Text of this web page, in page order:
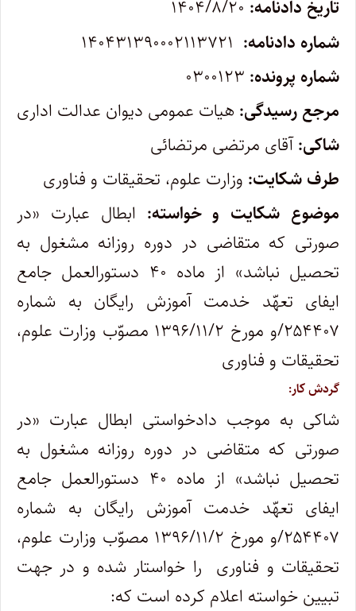
تاریخ دادنامه:
شماره دادنامه: ۱۴۰۴۳۱۳۹۰۰۰۲۱۱۳۷۲۱
شماره پرونده:
مرجع رسیدگی: هیات عمومی دیوان عدالت اداری
شاکی:آقای مرتضی مرتضائی
طرف شکایت: وزارت علوم، تحقیقات و فناوری
موضوع شکایت و خواسته: ابطال عبارت «در
صورتی که متقاضی در دوره روزانه مشغول به
تحصیل نباشد» از ماده ۴۰ دستورالعمل جامع
ایفای تعهّد خدمت آموزش رایگان به شماره
۲۵۴۴۰۷/و مورخ ۱۳۹۶/۱۱/۲ مصوّب وزارت علوم،
تحقیقات و فناوری
گردش کار:
شاکی به موجب دادخواستی ابطال عبارت «در
صورتی که متقاضی در دوره روزانه مشغول به
تحصیل نباشد» از ماده ۴۰ دستورالعمل جامع
ایفای تعهّد خدمت آموزش رایگان به شماره
۲۵۴۴۰۷/و مورخ ۱۳۹۶/۱۱/۲ مصوّب وزارت علوم،
تحقیقات و فناوری را خواستار شده و در جهت
تبیین خواسته اعلام کرده است که: